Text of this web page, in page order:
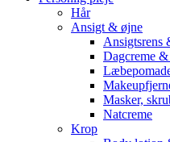
Hår
Ansigt & øjne
Ansigtsrens
Dagcreme &
Masker,
Natcreme
Krop